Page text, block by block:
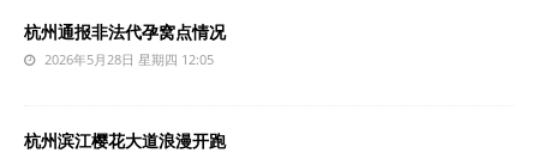
杭州通报非法代孕窝点情况
2026年5月28日 星期四 12:05
杭州滨江樱花大道浪漫开跑